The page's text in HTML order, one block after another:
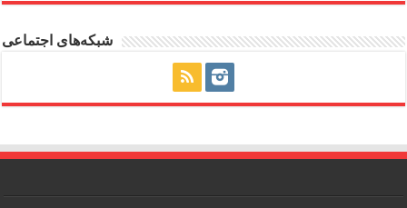
شبکه‌های اجتماعی